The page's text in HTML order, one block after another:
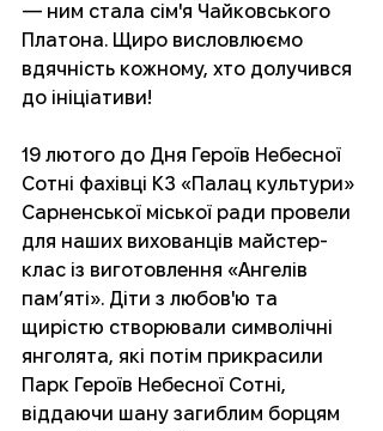
— ним стала сім'я Чайковського
Платона. Щиро висловлюємо
вдячність кожному, хто долучився
до ініціативи!
19 лютого до Дня Героїв Небесної
Сотні фахівці КЗ «Палац культури»
Сарненської міської ради провели
для наших вихованців майстер-
клас із виготовлення «Ангелів
пам’яті». Діти з любов'ю та
щирістю створювали символічні
янголята, які потім прикрасили
Парк Героїв Небесної Сотні,
віддаючи шану загиблим борцям